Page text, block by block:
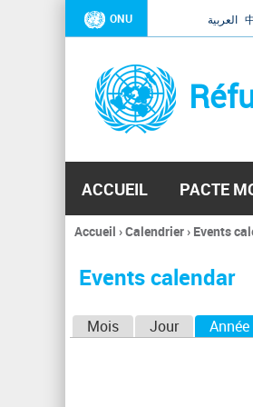
ONU العربية
ACCUEIL PACTE
Vous
ici
Accueil ›Calendrier› Events
Events calendar
Mois Jour Année